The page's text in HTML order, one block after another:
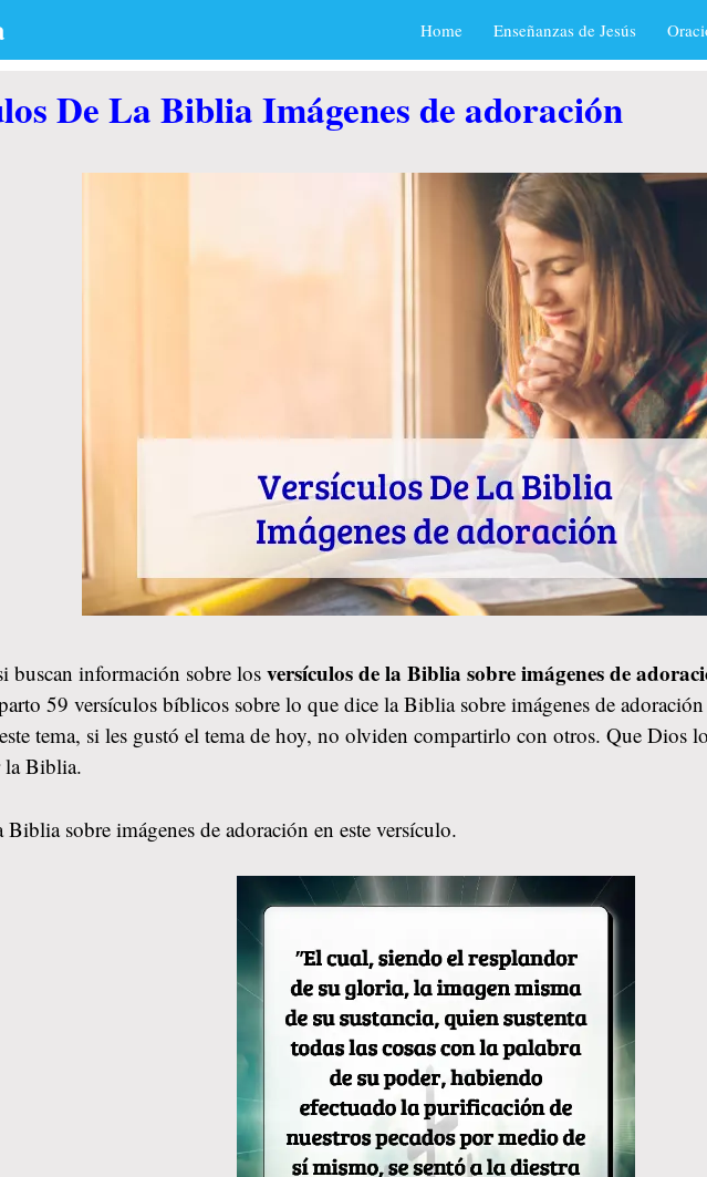
Home Enseñanzas de Jesús
De La Biblia Imágenes de adoración
buscan información sobre los versículos de la Biblia sobre imágenes de
59 versículos bíblicos sobre lo que dice la Biblia sobre imágenes de
tema, si les gustó el tema de hoy, no olviden compartirlo con otros. Que Dios
la Biblia.
Biblia sobre imágenes de adoración en este versículo.